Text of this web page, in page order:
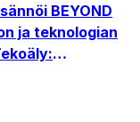
BEYOND
ja teknologian